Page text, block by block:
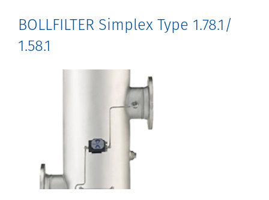
BOLLFILTER Simplex Type 1.78.1/
1.58.1